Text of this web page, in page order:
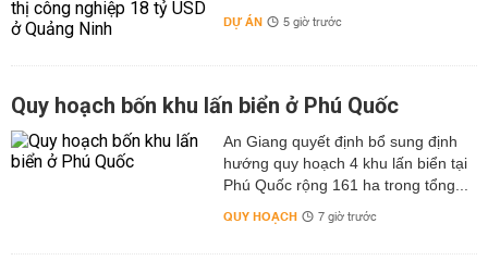
DỰ ÁN 5 giờ trước
Quy hoạch bốn khu lấn biển ở Phú Quốc
An Giang quyết định bổ sung định
hướng quy hoạch 4 khu lấn biển tại
Phú Quốc rộng 161 ha trong tổng...
QUY HOẠCH 7 giờ trước